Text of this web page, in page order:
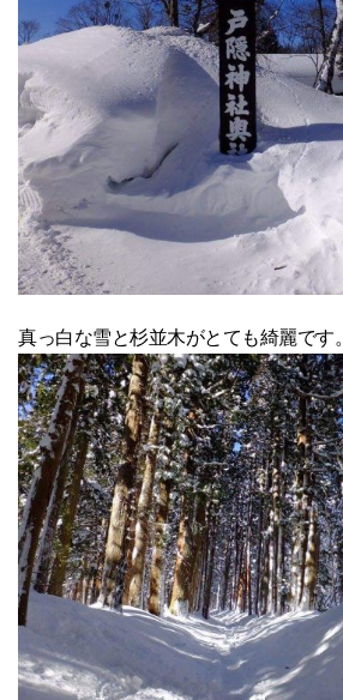
真っ白な雪と杉並木がとても綺麗です。